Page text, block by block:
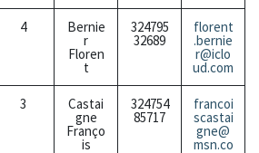
4 Bernie
r
Floren
t
324795
32689
florent
.bernie
r@iclo
ud.com
3 Castai
gne
Franço
is
324754
85717
francoi
scastai
gne@
msn.co